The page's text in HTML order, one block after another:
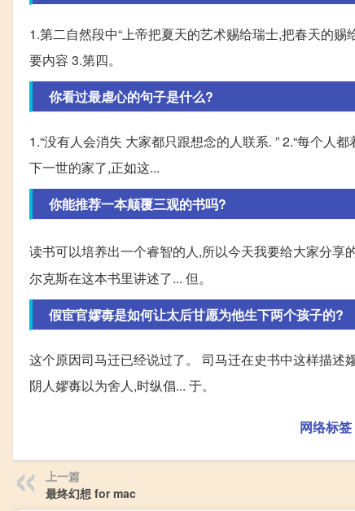
1.第二自然段中“上帝把夏天的艺术赐给瑞士,把春天的
要内容 3.第四。
你看过最虐心的句子是什么?
1.“没有人会消失 大家都只跟想念的人联系. ” 2.“每个人
下一世的家了,正如这...
你能推荐一本颠覆三观的书吗?
读书可以培养出一个睿智的人,所以今天我要给大家分享
尔克斯在这本书里讲述了... 但。
假宦官嫪毐是如何让太后甘愿为他生下两个孩子的?
这个原因司马迁已经说过了。 司马迁在史书中这样描
阴人嫪毐以为舍人,时纵倡... 于。
网络标签
上一篇
最终幻想 for mac